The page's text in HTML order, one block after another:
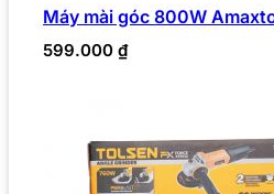
Máy mài góc 800W
599.000 ₫